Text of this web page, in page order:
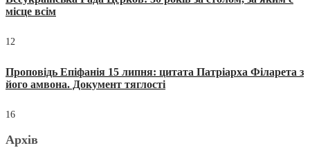
місце всім
12
Проповідь Епіфанія 15 липня: цитата Патріарха Філарета з
його амвона. Документ тяглості
16
Архів